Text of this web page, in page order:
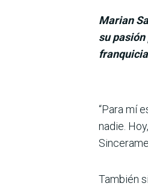
Marian
su
“Para mí
nadie.
También